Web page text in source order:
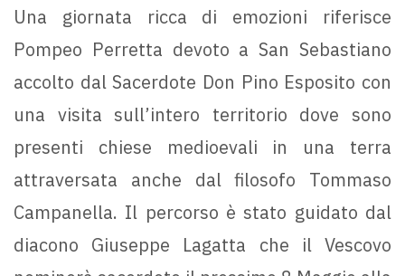
Una giornata ricca di emozioni riferisce
Pompeo Perretta devoto a San Sebastiano
accolto dal Sacerdote Don Pino Esposito con
una visita sull’intero territorio dove sono
presenti chiese medioevali in una terra
attraversata anche dal filosofo Tommaso
Campanella. Il percorso è stato guidato dal
diacono Giuseppe Lagatta che il Vescovo